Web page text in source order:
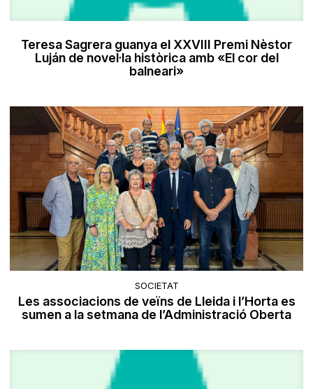
Teresa Sagrera guanya el XXVIII Premi Nèstor
Luján de novel·la històrica amb «El cor del
balneari»
SOCIETAT
Les associacions de veïns de Lleida i l’Horta es
sumen a la setmana de l’Administració Oberta